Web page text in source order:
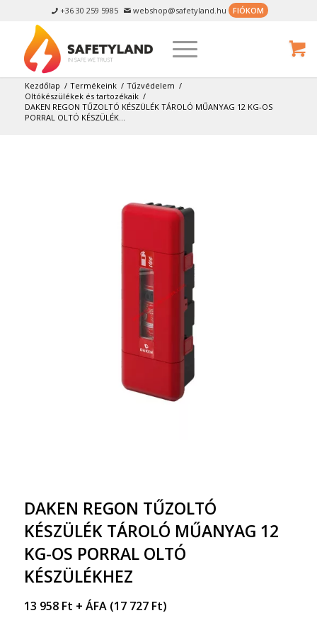
 +36 30 259 5985  webshop@safetyland.hu FIÓKOM
Kezdőlap / Termékeink / Tűzvédelem /
Oltókészülékek és tartozékaik /
DAKEN REGON TŰZOLTÓ KÉSZÜLÉK TÁROLÓ MŰANYAG 12 KG-OS
PORRAL OLTÓ KÉSZÜLÉK...
DAKEN REGON TŰZOLTÓ
KÉSZÜLÉK TÁROLÓ MŰANYAG 12
KG-OS PORRAL OLTÓ
KÉSZÜLÉKHEZ
13 958 Ft + ÁFA (17 727 Ft)